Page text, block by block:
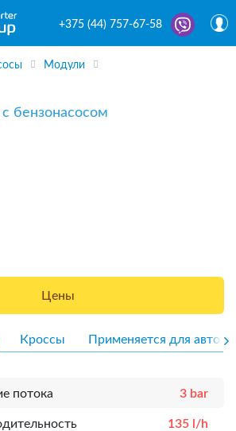
+375 (44) 757-67-58
Модули
бензонасосом
Цены
Кроссы Применяется для авто
потока 3 bar
135 l/h